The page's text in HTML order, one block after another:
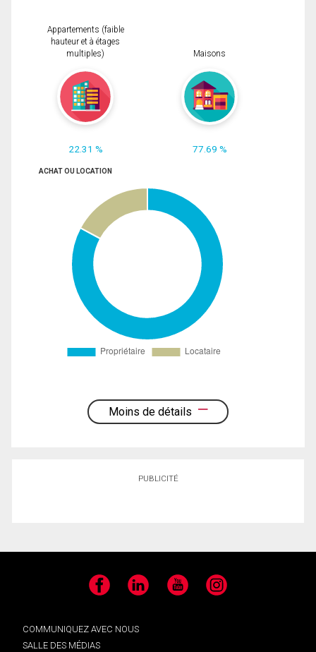
Appartements (faible
hauteur et à étages
multiples)
22.31 %
Maisons
77.69 %
ACHAT OU LOCATION
Moins de détails
PUBLICITÉ
Facebook LinkedIn YouTube Instagram
COMMUNIQUEZ AVEC NOUS
SALLE DES MÉDIAS